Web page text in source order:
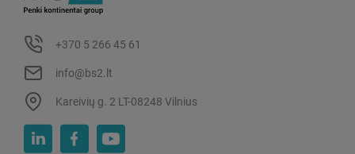
+370 5 266 45 61
info@bs2.lt
Kareivių g. 2 LT-08248 Vilnius